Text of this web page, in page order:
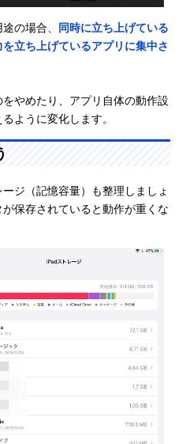
の場合、
同時に立ち上げている
立ち上げているアプリに集中さ
やめたり、アプリ自体の動作設
ように変化します。
ジ（記憶容量）も整理しましょ
保存されていると動作が重くな